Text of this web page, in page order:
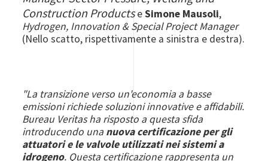
Construction ProductseSimone Mausoli,
Hydrogen, Innovation & Special Project Manager
(Nello scatto, rispettivamente a sinistra e destra).
"La transizione verso un'economia a basse
emissioni richiede soluzioni innovative e affidabili.
Bureau Veritas ha risposto a questa sfida
introducendo una nuova certificazione per gli
attuatori e le valvole utilizzati nei sistemi a
idrogeno. Questa certificazione rappresenta un